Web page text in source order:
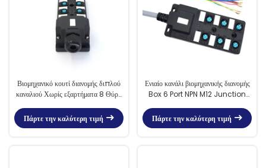
Βιομηχανικό κουτί διανομής διπλού
καναλιού Χωρίς εξαρτήματα 8 Θύρα
Πάρτε την καλύτερη τιμή
Ενιαίο κανάλι βιομηχανικής διανομής
Box 6 Port NPN M12 Junction
Πάρτε την καλύτερη τιμή